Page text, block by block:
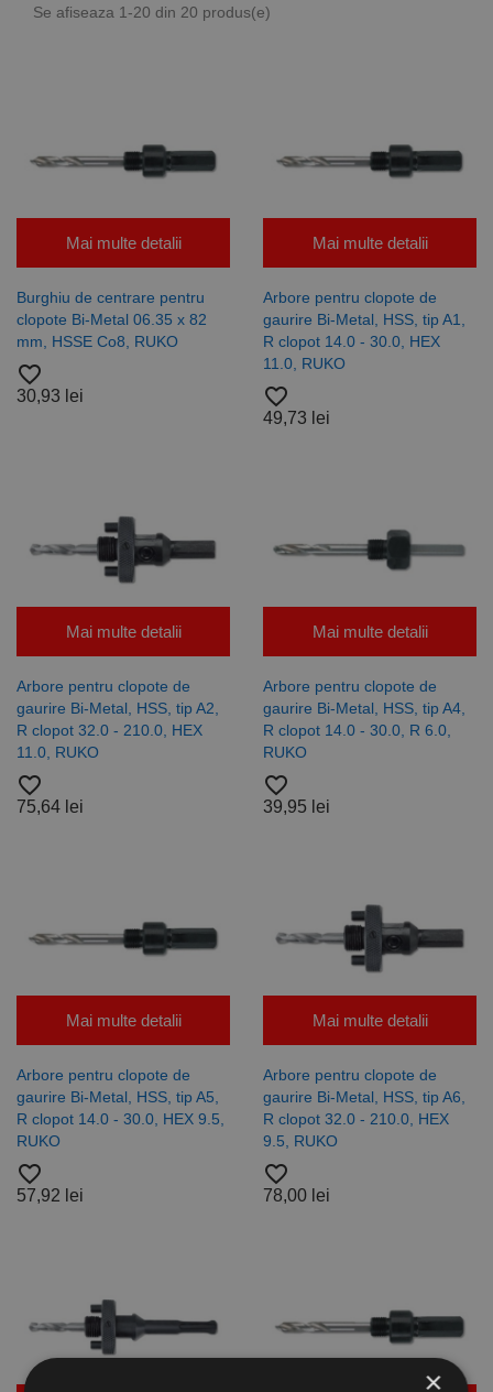
Se afiseaza 1-20 din 20 produs(e)
Mai multe detalii
Burghiu de centrare pentru
clopote Bi-Metal 06.35 x 82
mm, HSSE Co8, RUKO
favorite_border
30,93 lei
Mai multe detalii
Arbore pentru clopote de
gaurire Bi-Metal, HSS, tip A1,
R clopot 14.0 - 30.0, HEX
11.0, RUKO
favorite_border
49,73 lei
Mai multe detalii
Arbore pentru clopote de
gaurire Bi-Metal, HSS, tip A2,
R clopot 32.0 - 210.0, HEX
11.0, RUKO
favorite_border
75,64 lei
Mai multe detalii
Arbore pentru clopote de
gaurire Bi-Metal, HSS, tip A4,
R clopot 14.0 - 30.0, R 6.0,
RUKO
favorite_border
39,95 lei
Mai multe detalii
Arbore pentru clopote de
gaurire Bi-Metal, HSS, tip A5,
R clopot 14.0 - 30.0, HEX 9.5,
RUKO
favorite_border
57,92 lei
Mai multe detalii
Arbore pentru clopote de
gaurire Bi-Metal, HSS, tip A6,
R clopot 32.0 - 210.0, HEX
9.5, RUKO
favorite_border
78,00 lei
×